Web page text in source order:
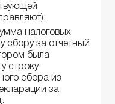
налоговых
сбору за отчетный
была
строку
сбора из
за